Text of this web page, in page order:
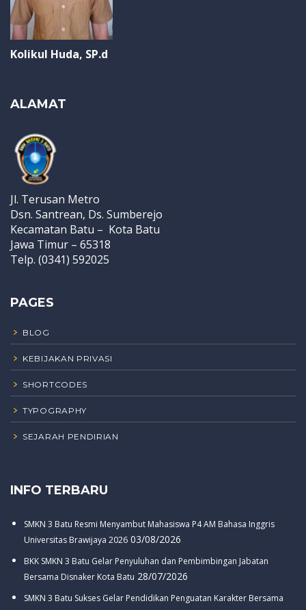
Kolikul Huda, SP.d
ALAMAT
Jl. Terusan Metro
Dsn. Santrean, Ds. Sumberejo
Kecamatan Batu – Kota Batu
Jawa Timur – 65318
Telp. (0341) 592025
PAGES
BLOG
KEBIJAKAN PRIVASI
SHORTCODES
TYPOGRAPHY
SEJARAH PENDIRIAN
INFO TERBARU
SMKN 3 Batu Resmi Menyambut Mahasiswa P4 AM Bahasa Inggris
Universitas Brawijaya 2026 03/08/2026
BKK SMKN 3 Batu Gelar Penyuluhan dan Pembimbingan Jabatan
Bersama Disnaker Kota Batu 28/07/2026
SMKN 3 Batu Sukses Gelar Pendidikan Penguatan Karakter Bersama